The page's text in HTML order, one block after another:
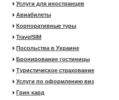
Услуги для иностранцев
Авиабилеты
Корпоративные туры
TravelSIM
Посольства в Украине
Бронирование гостиницы
Туристическое страхование
Услуги по оформлению виз
Грин кард